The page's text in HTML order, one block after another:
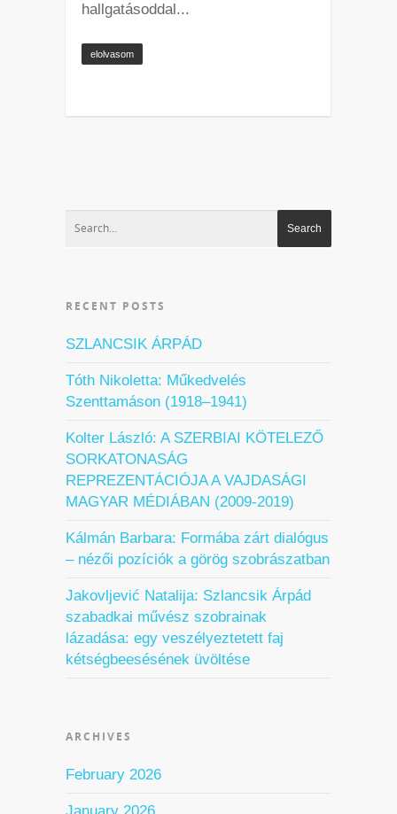
hallgatásoddal...
elolvasom
RECENT POSTS
SZLANCSIK ÁRPÁD
Tóth Nikoletta: Műkedvelés
Szenttamáson (1918–1941)
Kolter László: A SZERBIAI KÖTELEZŐ
SORKATONASÁG
REPREZENTÁCIÓJA A VAJDASÁGI
MAGYAR MÉDIÁBAN (2009-2019)
Kálmán Barbara: Formába zárt dialógus
– nézői pozíciók a görög szobrászatban
Jakovljević Natalija: Szlancsik Árpád
szabadkai művész szobrainak
lázadása: egy veszélyeztetett faj
kétségbeesésének üvöltése
ARCHIVES
February 2026